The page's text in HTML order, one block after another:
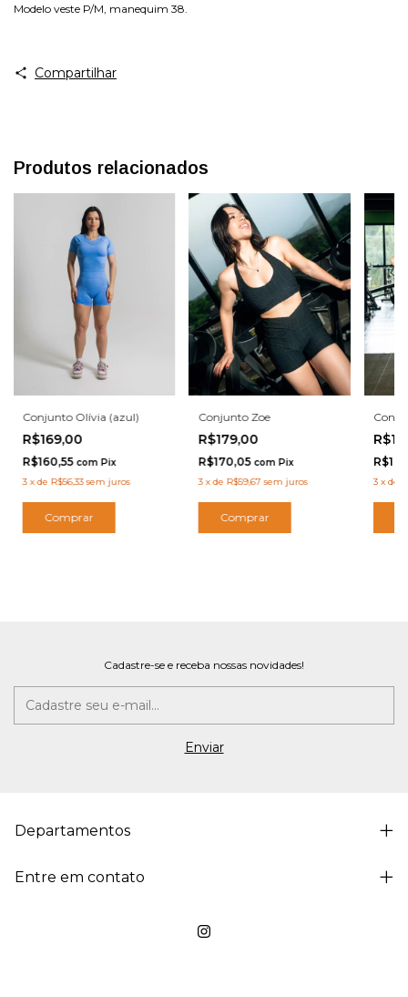
Modelo veste P/M, manequim 38.
Compartilhar
Produtos relacionados
Conjunto Olívia (azul)
R$169,00
R$160,55 com Pix
3 xde R$56,33 sem juros
Comprar
Conjunto Zoe
R$179,00
R$170,05 com Pix
3 xde R$59,67 sem juros
Comprar
3 x de
Cadastre-se e receba nossas novidades!
Departamentos
Entre em contato